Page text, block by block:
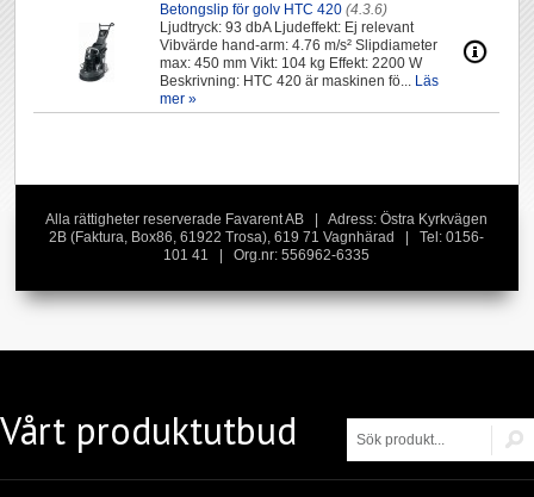
Betongslip för golv HTC 420 (4.3.6)
Ljudtryck: 93 dbA Ljudeffekt: Ej relevant
Vibvärde hand-arm: 4.76 m/s² Slipdiameter
max: 450 mm Vikt: 104 kg Effekt: 2200 W
Beskrivning: HTC 420 är maskinen fö... Läs
mer »
Alla rättigheter reserverade Favarent AB | Adress: Östra Kyrkvägen
2B (Faktura, Box86, 61922 Trosa), 619 71 Vagnhärad | Tel: 0156-
101 41 | Org.nr: 556962-6335
Vårt produktutbud